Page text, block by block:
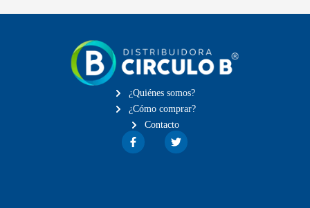
¿Quiénes somos?
¿Cómo comprar?
Contacto